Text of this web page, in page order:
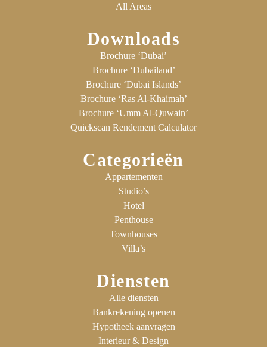
All Areas
Downloads
Brochure ‘Dubai’
Brochure ‘Dubailand’
Brochure ‘Dubai Islands’
Brochure ‘Ras Al-Khaimah’
Brochure ‘Umm Al-Quwain’
Quickscan Rendement Calculator
Categorieën
Appartementen
Studio’s
Hotel
Penthouse
Townhouses
Villa’s
Diensten
Alle diensten
Bankrekening openen
Hypotheek aanvragen
Interieur & Design